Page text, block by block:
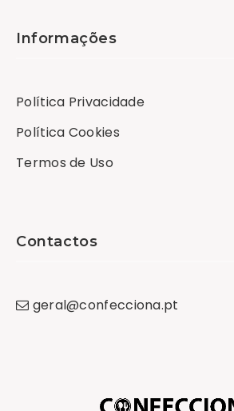
Informações
Política Privacidade
Política Cookies
Termos de Uso
Contactos
geral@confecciona.pt